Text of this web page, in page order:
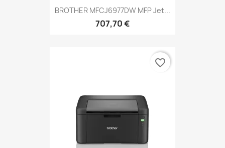
BROTHER MFCJ6977DW MFP Jet...
707,70 €
favorite_border